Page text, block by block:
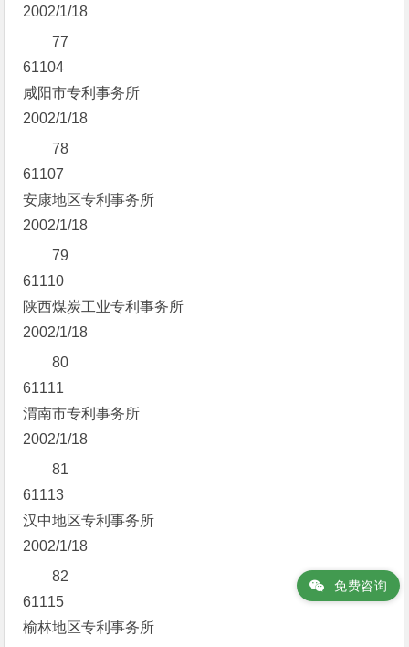
2002/1/18
77
61104
咸阳市专利事务所
2002/1/18
78
61107
安康地区专利事务所
2002/1/18
79
61110
陕西煤炭工业专利事务所
2002/1/18
80
61111
渭南市专利事务所
2002/1/18
81
61113
汉中地区专利事务所
2002/1/18
82
61115
榆林地区专利事务所
免费咨询